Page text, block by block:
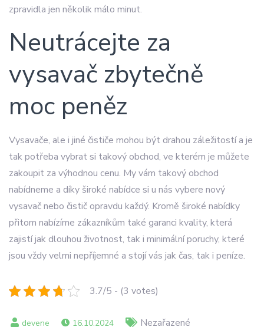
zpravidla jen několik málo minut.
Neutrácejte za
vysavač zbytečně
moc peněz
Vysavače, ale i jiné čističe mohou být drahou záležitostí a je
tak potřeba vybrat si takový obchod, ve kterém je můžete
zakoupit za výhodnou cenu. My vám takový obchod
nabídneme a díky široké nabídce si u nás vybere nový
vysavač nebo čistič opravdu každý. Kromě široké nabídky
přitom nabízíme zákazníkům také garanci kvality, která
zajistí jak dlouhou životnost, tak i minimální poruchy, které
jsou vždy velmi nepříjemné a stojí vás jak čas, tak i peníze.
3.7/5 - (3 votes)
16.10.2024 Nezařazené